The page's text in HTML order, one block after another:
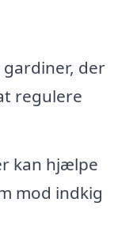
der
regulere
kan hjælpe
mod indkig